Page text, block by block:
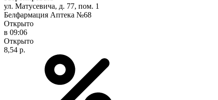
ул. Матусевича, д. 77, пом. 1
Белфармация Аптека №68
Открыто
в 09:06
Открыто
8,54 р.